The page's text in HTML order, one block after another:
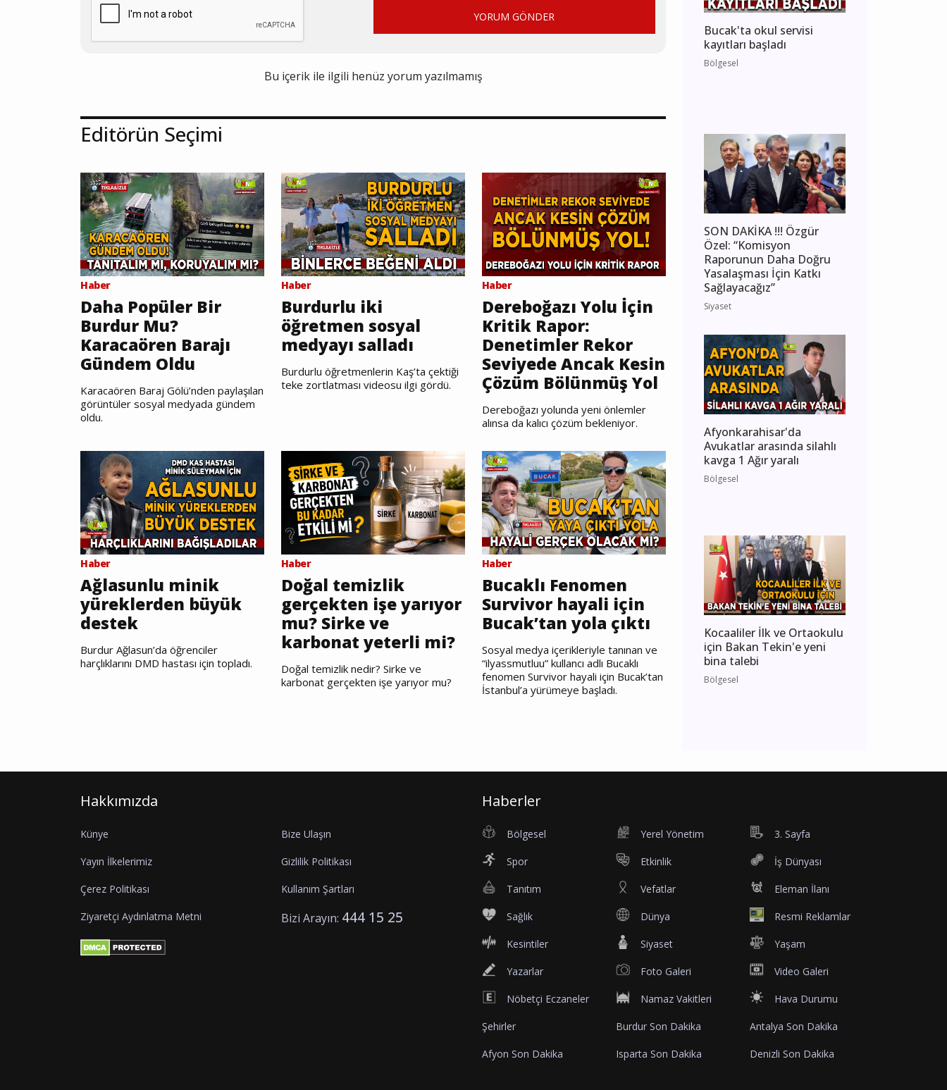
YORUM GÖNDER
Bu içerik ile ilgili henüz yorum yazılmamış
Editörün Seçimi
Haber
Daha Popüler Bir
Burdur Mu?
Karacaören Barajı
Gündem Oldu
Karacaören Baraj Gölü’nden paylaşılan
görüntüler sosyal medyada gündem
oldu.
Haber
Burdurlu iki
öğretmen sosyal
medyayı salladı
Burdurlu öğretmenlerin Kaş’ta çektiği
teke zortlatması videosu ilgi gördü.
Haber
Dereboğazı Yolu İçin
Kritik Rapor:
Denetimler Rekor
Seviyede Ancak Kesin
Çözüm Bölünmüş Yol
Dereboğazı yolunda yeni önlemler
alınsa da kalıcı çözüm bekleniyor.
Haber
Ağlasunlu minik
yüreklerden büyük
destek
Burdur Ağlasun’da öğrenciler
harçlıklarını DMD hastası için topladı.
Haber
Doğal temizlik
gerçekten işe yarıyor
mu? Sirke ve
karbonat yeterli mi?
Doğal temizlik nedir? Sirke ve
karbonat gerçekten işe yarıyor mu?
Haber
Bucaklı Fenomen
Survivor hayali için
Bucak’tan yola çıktı
Sosyal medya içerikleriyle tanınan ve
“ilyassmutluu” kullancı adlı Bucaklı
fenomen Survivor hayali için Bucak’tan
İstanbul’a yürümeye başladı.
Bucak'ta okul servisi
kayıtları başladı
Bölgesel
SON DAKİKA !!! Özgür
Özel: “Komisyon
Raporunun Daha Doğru
Yasalaşması İçin Katkı
Sağlayacağız”
Siyaset
Afyonkarahisar'da
Avukatlar arasında silahlı
kavga 1 Ağır yaralı
Bölgesel
Kocaaliler İlk ve Ortaokulu
için Bakan Tekin'e yeni
bina talebi
Bölgesel
Hakkımızda
Künye Bize Ulaşın
Yayın İlkelerimiz Gizlilik Politikası
Çerez Politikası Kullanım Şartları
Ziyaretçi Aydınlatma Metni Bizi Arayın: 444 15 25
Haberler
Bölgesel Yerel Yönetim 3. Sayfa
Spor Etkinlik İş Dünyası
Tanıtım Vefatlar Eleman İlanı
Sağlık Dünya Resmi Reklamlar
Kesintiler Siyaset Yaşam
Yazarlar Foto Galeri Video Galeri
Nöbetçi Eczaneler Namaz Vakitleri Hava Durumu
Şehirler Burdur Son Dakika Antalya Son Dakika
Afyon Son Dakika Isparta Son Dakika Denizli Son Dakika